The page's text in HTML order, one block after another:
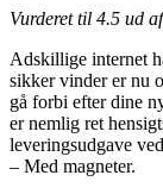
Vurderet til 4.5 ud
Adskillige internet
sikker vinder er nu
gå forbi efter dine
er nemlig ret
leveringsudgave
– Med magneter.